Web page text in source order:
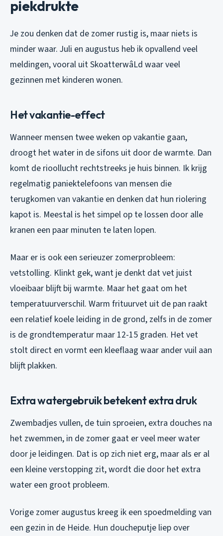
piekdrukte
Je zou denken dat de zomer rustig is, maar niets is
minder waar. Juli en augustus heb ik opvallend veel
meldingen, vooral uit SkoatterwâLd waar veel
gezinnen met kinderen wonen.
Het vakantie-effect
Wanneer mensen twee weken op vakantie gaan,
droogt het water in de sifons uit door de warmte. Dan
komt de rioollucht rechtstreeks je huis binnen. Ik krijg
regelmatig paniektelefoons van mensen die
terugkomen van vakantie en denken dat hun riolering
kapot is. Meestal is het simpel op te lossen door alle
kranen een paar minuten te laten lopen.
Maar er is ook een serieuzer zomerprobleem:
vetstolling. Klinkt gek, want je denkt dat vet juist
vloeibaar blijft bij warmte. Maar het gaat om het
temperatuurverschil. Warm frituurvet uit de pan raakt
een relatief koele leiding in de grond, zelfs in de zomer
is de grondtemperatur maar 12-15 graden. Het vet
stolt direct en vormt een kleeflaag waar ander vuil aan
blijft plakken.
Extra watergebruik betekent extra druk
Zwembadjes vullen, de tuin sproeien, extra douches na
het zwemmen, in de zomer gaat er veel meer water
door je leidingen. Dat is op zich niet erg, maar als er al
een kleine verstopping zit, wordt die door het extra
water een groot probleem.
Vorige zomer augustus kreeg ik een spoedmelding van
een gezin in de Heide. Hun doucheputje liep over